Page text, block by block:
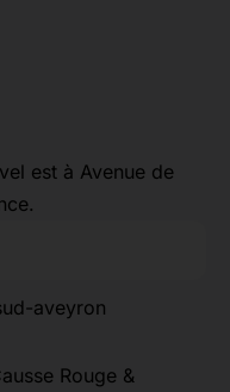
est à Avenue de
aveyron
Rouge &